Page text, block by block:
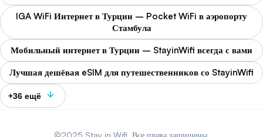
IGA WiFi Интернет в Турции – Pocket WiFi в аэропорту
Стамбула
Мобильный интернет в Турции – StayinWifi всегда с вами
Лучшая дешёвая eSIM для путешественников со StayinWifi
+36 ещё